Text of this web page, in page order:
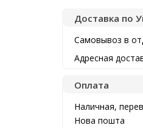
Доставка по
Самовывоз в
Адресная
Оплата
Наличная,
Нова пошта